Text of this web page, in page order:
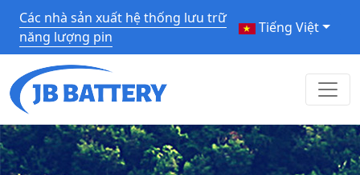
Các nhà sản xuất hệ thống lưu trữ
năng lượng pin
Tiếng Việt